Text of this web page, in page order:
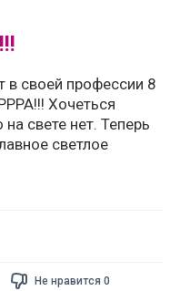
своей профессии 8
Хочеться
свете нет. Теперь
светлое
Не нравится 0